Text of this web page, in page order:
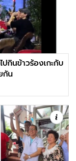
กินข้าวร้องเกะกับ
กัน